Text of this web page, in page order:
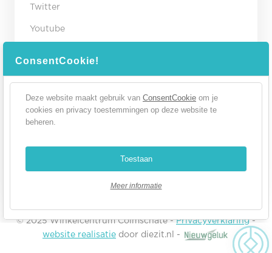
Twitter
Youtube
Contact gegevens
Winkelcentrum Colmschate
Deventer
© 2025 Winkelcentrum Colmschate -Privacyverklaring-
website realisatie door diezit.nl -
ConsentCookie!
Deze website maakt gebruik van ConsentCookie om je
cookies en privacy toestemmingen op deze website te
beheren.
Toestaan
Meer informatie